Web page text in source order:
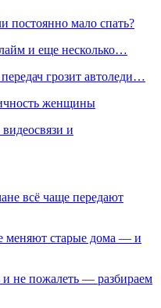
постоянно мало спать?
и еще несколько…
грозит автоледи…
женщины
и
всё чаще передают
меняют старые дома — и
не пожалеть — разбираем